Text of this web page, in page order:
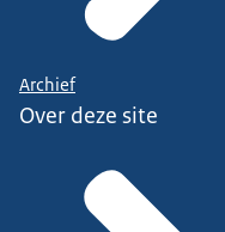
Archief
Over deze site